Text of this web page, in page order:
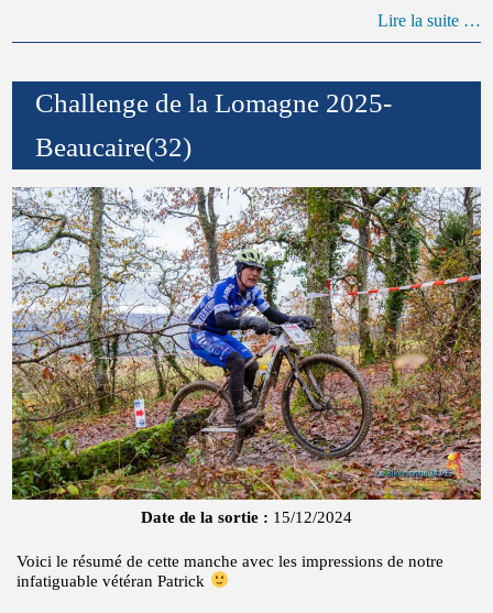
Lire la suite …
Challenge de la Lomagne 2025-
Beaucaire(32)
Date de la sortie : 15/12/2024
Voici le résumé de cette manche avec les impressions de notre
infatiguable vétéran Patrick